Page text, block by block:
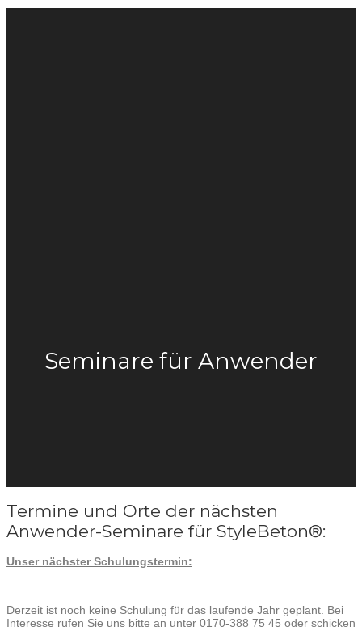
Seminare für Anwender
Termine und Orte der nächsten
Anwender-Seminare für StyleBeton®:
Unser nächster Schulungstermin:
Derzeit ist noch keine Schulung für das laufende Jahr geplant. Bei
Interesse rufen Sie uns bitte an unter 0170-388 75 45 oder schicken